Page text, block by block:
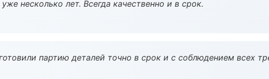
несколько лет. Всегда качественно и в срок.
партию деталей точно в срок и с соблюдением всех